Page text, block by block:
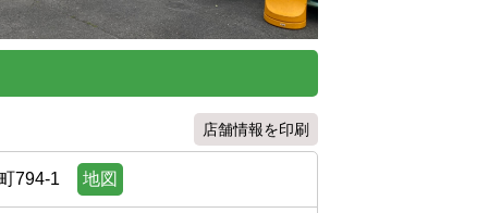
店舗情報を印刷
794-1 地図